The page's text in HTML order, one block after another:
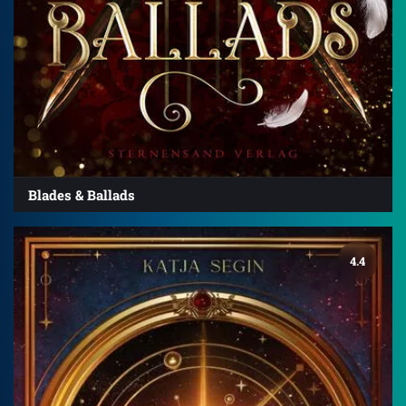
Blades & Ballads
4.4